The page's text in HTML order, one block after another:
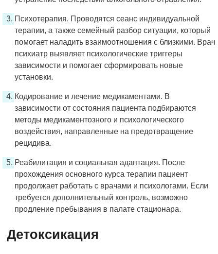
Психотерапия. Проводятся сеанс индивидуальной
терапии, а также семейный разбор ситуации, который
помогает наладить взаимоотношения с близкими. Врач
психиатр выявляет психологические триггеры
зависимости и помогает сформировать новые
установки.
Кодирование и лечение медикаментами. В
зависимости от состояния пациента подбираются
методы медикаментозного и психологического
воздействия, направленные на предотвращение
рецидива.
Реабилитация и социальная адаптация. После
прохождения основного курса терапии пациент
продолжает работать с врачами и психологами. Если
требуется дополнительный контроль, возможно
продление пребывания в палате стационара.
Детоксикация